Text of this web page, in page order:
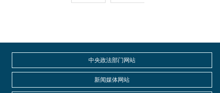
中央政法部门网站
新闻媒体网站